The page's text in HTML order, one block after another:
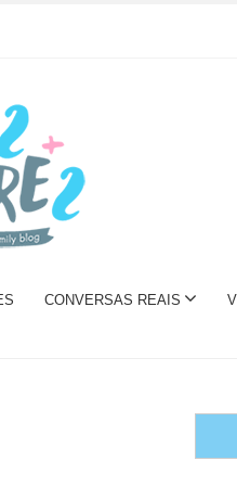
CONVERSAS REAIS